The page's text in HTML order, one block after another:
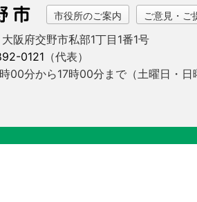
市役所のご案内 ご意見・ご
阪府交野市私部1丁目1番1号
0121 （代表）
00分から17時00分まで （土曜日・